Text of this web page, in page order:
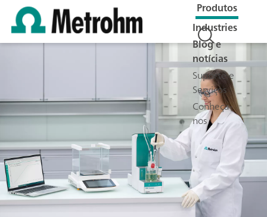
Produtos
Industries
Blog e
notícias
Suporte e
Serviços
Conheça-
nos